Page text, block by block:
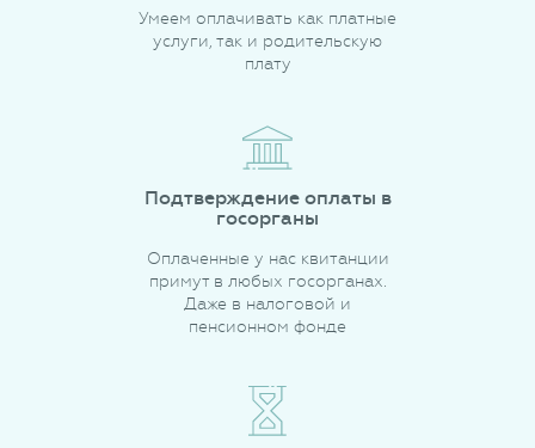
Умеем оплачивать как платные
услуги, так и родительскую
плату
Подтверждение оплаты в
госорганы
Оплаченные у нас квитанции
примут в любых госорганах.
Даже в налоговой и
пенсионном фонде